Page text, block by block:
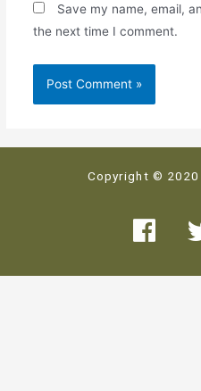
Save my name, email,
the next time I comment.
Copyright © 2020